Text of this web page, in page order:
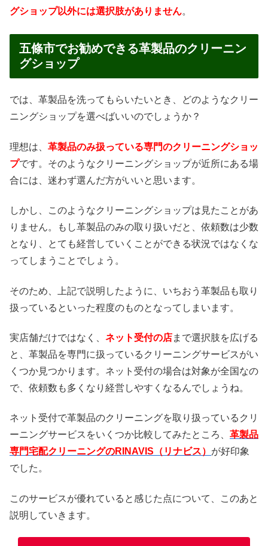
グショップ以外には選択肢がありません。
五條市でお勧めできる革製品のクリーニン
グショップ
では、革製品を洗ってもらいたいとき、どのようなクリー
ニングショップを選べばいいのでしょうか？
理想は、 革製品のみ扱っている専門のクリーニングショッ
プです。そのようなクリーニングショップが近所にある場
合には、迷わず選んだ方がいいと思います。
しかし、このようなクリーニングショップは見たことがあ
りません。もし革製品のみの取り扱いだと、依頼数は少数
となり、とても経営していくことができる状況ではなくな
ってしまうことでしょう。
そのため、上記で説明したように、いちおう革製品も取り
扱っているといった程度のものとなってしまいます。
実店舗だけではなく、 ネット受付の店まで選択肢を広げる
と、革製品を専門に扱っているクリーニングサービスがい
くつか見つかります。ネット受付の場合は対象が全国なの
で、依頼数も多くなり経営しやすくなるんでしょうね。
ネット受付で革製品のクリーニングを取り扱っているクリ
ーニングサービスをいくつか比較してみたところ、 革製品
専門宅配クリーニングのRINAVIS（リナビス） が好印象
でした。
このサービスが優れていると感じた点について、このあと
説明していきます。